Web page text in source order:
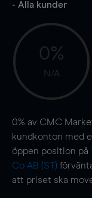
- Alla kunder
0%
N/A
0% av CMC
kundkonton med
öppen position på
Co AB (ST)
att priset ska